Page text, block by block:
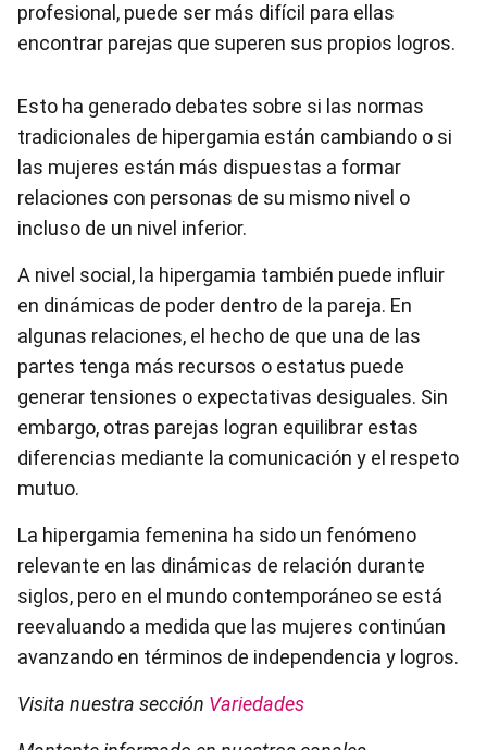
profesional, puede ser más difícil para ellas
encontrar parejas que superen sus propios logros.
Esto ha generado debates sobre si las normas
tradicionales de hipergamia están cambiando o si
las mujeres están más dispuestas a formar
relaciones con personas de su mismo nivel o
incluso de un nivel inferior.
A nivel social, la hipergamia también puede influir
en dinámicas de poder dentro de la pareja. En
algunas relaciones, el hecho de que una de las
partes tenga más recursos o estatus puede
generar tensiones o expectativas desiguales. Sin
embargo, otras parejas logran equilibrar estas
diferencias mediante la comunicación y el respeto
mutuo.
La hipergamia femenina ha sido un fenómeno
relevante en las dinámicas de relación durante
siglos, pero en el mundo contemporáneo se está
reevaluando a medida que las mujeres continúan
avanzando en términos de independencia y logros.
Visita nuestra sección Variedades